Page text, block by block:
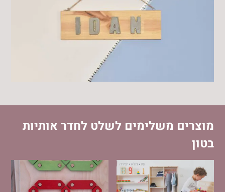
מוצרים משלימים לשלט לחדר אותיות
בטון